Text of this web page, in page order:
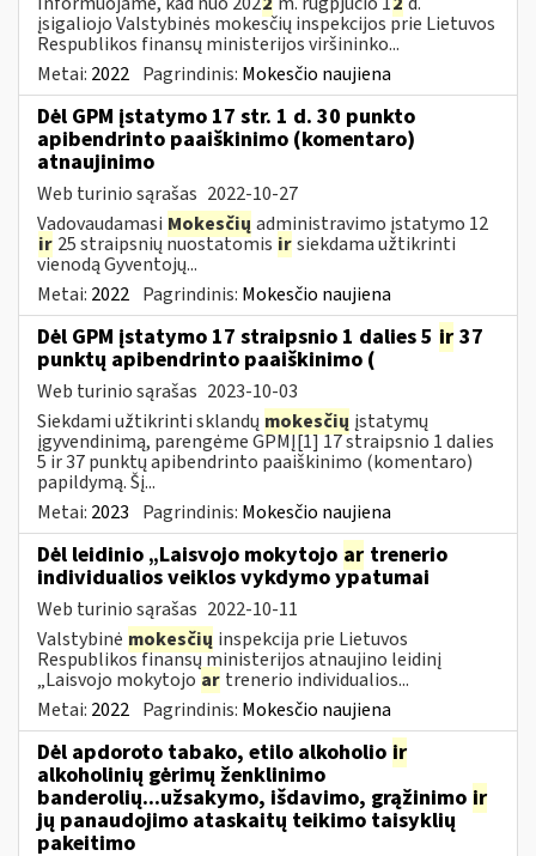
įsigaliojo Valstybinės mokesčių inspekcijos prie Lietuvos
Respublikos finansų ministerijos viršininko...
Metai: 2022 Pagrindinis: Mokesčio naujiena
Dėl GPM įstatymo 17 str. 1 d. 30 punkto
apibendrinto paaiškinimo (komentaro)
atnaujinimo
Web turinio sąrašas 2022-10-27
Vadovaudamasi Mokesčių administravimo įstatymo 12
ir 25 straipsnių nuostatomis irsiekdama užtikrinti
vienodą Gyventojų...
Metai: 2022 Pagrindinis: Mokesčio naujiena
Dėl GPM įstatymo 17 straipsnio 1 dalies 5 ir 37
punktų apibendrinto paaiškinimo (
Web turinio sąrašas 2023-10-03
Siekdami užtikrinti sklandų mokesčių įstatymų
įgyvendinimą, parengėme GPMĮ[1] 17 straipsnio 1 dalies
5 ir 37 punktų apibendrinto paaiškinimo (komentaro)
papildymą. Šį...
Metai: 2023 Pagrindinis: Mokesčio naujiena
Dėl leidinio „Laisvojo mokytojo ar trenerio
individualios veiklos vykdymo ypatumai
Web turinio sąrašas 2022-10-11
Valstybinė mokesčių inspekcija prie Lietuvos
Respublikos finansų ministerijos atnaujino leidinį
„Laisvojo mokytojo ar trenerio individualios...
Metai: 2022 Pagrindinis: Mokesčio naujiena
Dėl apdoroto tabako, etilo alkoholio ir
alkoholinių gėrimų ženklinimo
banderolių...užsakymo, išdavimo, grąžinimo ir
jų panaudojimo ataskaitų teikimo taisyklių
pakeitimo